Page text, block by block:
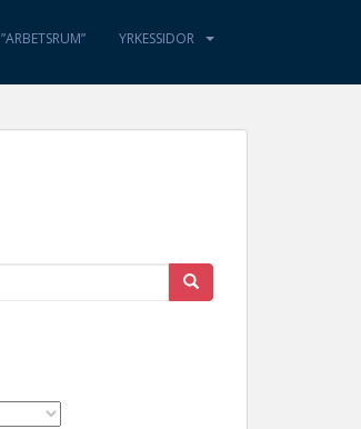
”ARBETSRUM” YRKESSIDOR